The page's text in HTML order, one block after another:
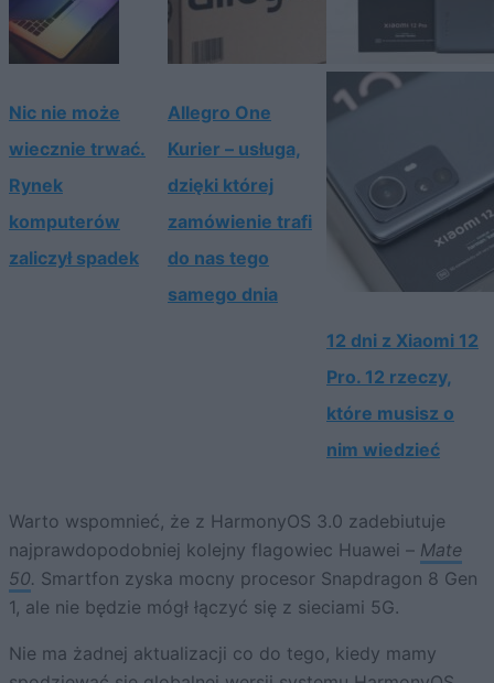
Nic nie może
wiecznie trwać.
Rynek
komputerów
zaliczył spadek
Allegro One
Kurier – usługa,
dzięki której
zamówienie trafi
do nas tego
samego dnia
12 dni z Xiaomi 12
Pro. 12 rzeczy,
które musisz o
nim wiedzieć
Warto wspomnieć, że z HarmonyOS 3.0 zadebiutuje
najprawdopodobniej kolejny flagowiec Huawei – Mate
50. Smartfon zyska mocny procesor Snapdragon 8 Gen
1, ale nie będzie mógł łączyć się z sieciami 5G.
Nie ma żadnej aktualizacji co do tego, kiedy mamy